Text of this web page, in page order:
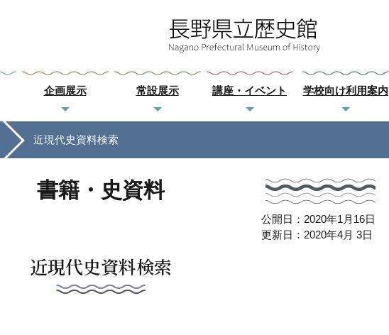
企画展示 常設展示 講座・イベント 学校向け利用案内
近現代史資料検索
書籍・史資料
公開日：2020年1月16日
更新日：2020年4月 3日
近現代史資料検索